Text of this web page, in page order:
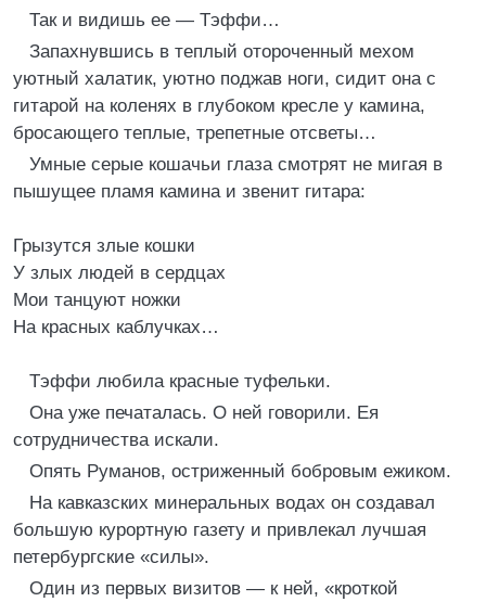
Так и видишь ее — Тэффи…
Запахнувшись в теплый отороченный мехом
уютный халатик, уютно поджав ноги, сидит она с
гитарой на коленях в глубоком кресле у камина,
бросающего теплые, трепетные отсветы…
Умные серые кошачьи глаза смотрят не мигая в
пышущее пламя камина и звенит гитара:
Грызутся злые кошки
У злых людей в сердцах
Мои танцуют ножки
На красных каблучках…
Тэффи любила красные туфельки.
Она уже печаталась. О ней говорили. Ея
сотрудничества искали.
Опять Руманов, остриженный бобровым ежиком.
На кавказских минеральных водах он создавал
большую курортную газету и привлекал лучшая
петербургские «силы».
Один из первых визитов — к ней, «кроткой